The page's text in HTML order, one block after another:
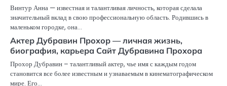
Винтур Анна — известная и талантливая личность, которая сделала
значительный вклад в свою профессиональную область. Родившись в
маленьком городке, она…
Актер Дубравин Прохор — личная жизнь,
биография, карьера Сайт Дубравина Прохора
Прохор Дубравин – талантливый актер, чье имя с каждым годом
становится все более известным и узнаваемым в кинематографическом
мире. Его…